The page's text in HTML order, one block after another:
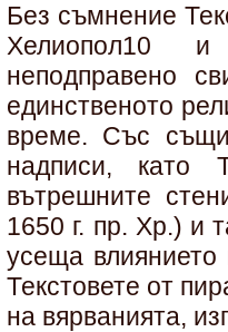
Без съмнение
Хелиопол10 и
неподправено
единственото
време. Със
надписи, като
вътрешните
1650 г. пр. Хр.) и
усеща влиянието
Текстовете от
на вярванията,